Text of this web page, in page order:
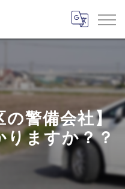
の警備会社】
ますか？？